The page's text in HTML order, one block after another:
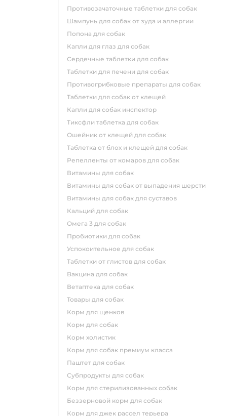
противозачаточные таблетки для собак
шампунь для собак от зуда и аллергии
попона для собак
капли для глаз для собак
сердечные таблетки для собак
таблетки для печени для собак
противогрибковые препараты для собак
таблетки для собак от клещей
капли для собак инспектор
тиксфли таблетка для собак
ошейник от клещей для собак
таблетка от блох и клещей для собак
репелленты от комаров для собак
витамины для собак
витамины для собак от выпадения шерсти
витамины для собак для суставов
кальций для собак
омега 3 для собак
пробиотики для собак
успокоительное для собак
таблетки от глистов для собак
вакцина для собак
ветаптека для собак
товары для собак
корм для щенков
корм для собак
корм холистик
корм для собак премиум класса
паштет для собак
субпродукты для собак
корм для стерилизованных собак
беззерновой корм для собак
корм для джек рассел терьера